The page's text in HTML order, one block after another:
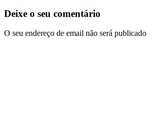
Deixe o seu comentário
O seu endereço de email não será publicado